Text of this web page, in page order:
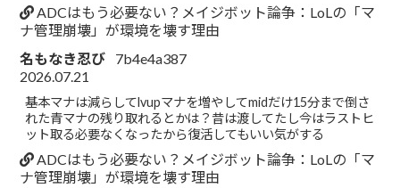
ADCはもう必要ない？メイジボット論争：LoLの「マ
ナ管理崩壊」が環境を壊す理由
名もなき忍び
7b4e4a387
2026.07.21
基本マナは減らしてlvupマナを増やしてmidだけ15分まで倒さ
れた青マナの残り取れるとかは？昔は渡してたし今はラストヒ
ット取る必要なくなったから復活してもいい気がする
ADCはもう必要ない？メイジボット論争：LoLの「マ
ナ管理崩壊」が環境を壊す理由